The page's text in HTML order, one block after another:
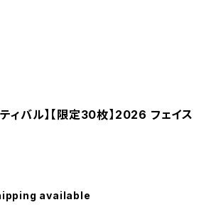
ィバル】【限定30枚】2026 フェイス
available